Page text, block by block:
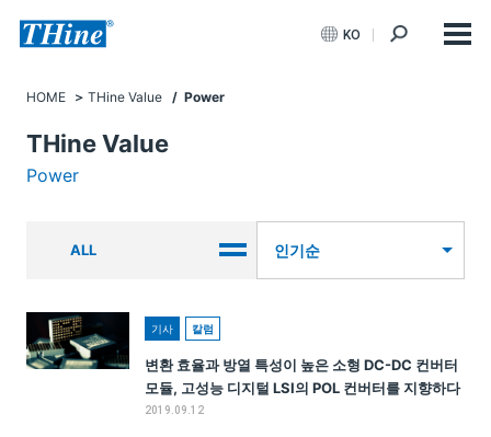
KO
HOME THine Value / Power
THine Value
Power
ALL 인기순
기사 칼럼
변환 효율과 방열 특성이 높은 소형 DC-DC 컨버터
모듈, 고성능 디지털 LSI의 POL 컨버터를 지향하다
2019.09.12